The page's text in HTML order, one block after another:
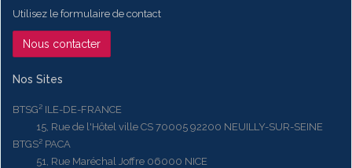
Utilisez le formulaire de contact
Nous contacter
Nos Sites
BTSG² ILE-DE-FRANCE
15, Rue de l'Hôtel ville CS 70005 92200 NEUILLY-SUR-SEINE
BTGS² PACA
51, Rue Maréchal Joffre 06000 NICE